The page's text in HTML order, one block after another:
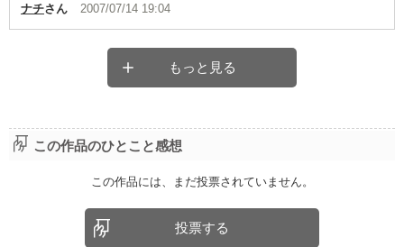
ナチさん 2007/07/14 19:04
もっと見る
この作品のひとこと感想
この作品には、まだ投票されていません。
投票する